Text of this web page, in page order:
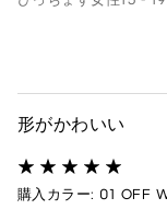
形がかわいい
購入カラー: 01 OFF